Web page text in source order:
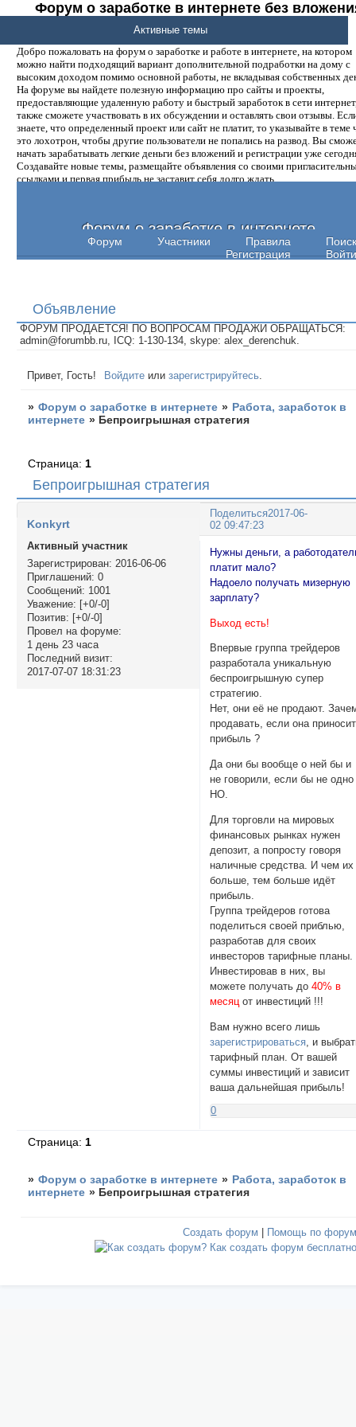
Форум о заработке в интернете без
денег.
Добро пожаловать на форум о заработке и работе в интернете, на котором
можно найти подходящий вариант дополнительной подработки на дому с
высоким доходом помимо основной работы, не вкладывая собственных
На форуме вы найдете полезную информацию про сайты и проекты,
предоставляющие удаленную работу и быстрый заработок в сети
также сможете участвовать в их обсуждении и оставлять свои отзывы.
знаете, что определенный проект или сайт не платит, то указывайте в теме
это лохотрон, чтобы другие пользователи не попались на развод. Вы
начать зарабатывать легкие деньги без вложений и регистрации уже
Создавайте новые темы, размещайте объявления со своими
ссылками и первая прибыль не заставит себя долго ждать.
Форум о заработке в интернете
Форум Участники Правила
Поиск
Регистрация
Войти
Активные темы
Объявление
ФОРУМ ПРОДАЕТСЯ! ПО ВОПРОСАМ ПРОДАЖИ ОБРАЩАТЬСЯ:
admin@forumbb.ru, ICQ: 1-130-134, skype: alex_derenchuk.
Привет, Гость! Войдите илизарегистрируйтесь
» Форум о заработке в интернете » Работа, заработок в
интернете » Бепроигрышная стратегия
Бепроигрышная стратегия
Страница: 1
Поделиться2017-06-
02 09:47:23
Konkyrt
Активный участник
Зарегистрирован: 2016-06-06
Приглашений: 0
Сообщений: 1001
Уважение: [+0/-0]
Позитив: [+0/-0]
Провел на форуме:
1 день 23 часа
Последний визит:
2017-07-07 18:31:23
Нужны деньги, а
платит мало?
Надоело получать мизерную
зарплату?
Выход есть!
Впервые группа трейдеров
разработала уникальную
беспроигрышную супер
стратегию.
Нет, они её не продают.
продавать, если она приносит
прибыль ?
Да они бы вообще о ней бы и
не говорили, если бы не одно
НО.
Для торговли на мировых
финансовых рынках нужен
депозит, а попросту говоря
наличные средства. И чем их
больше, тем больше идёт
прибыль.
Группа трейдеров готова
поделиться своей приблью,
разработав для своих
инвесторов тарифные планы.
Инвестировав в них, вы
можете получать до40% в
месяц от инвестиций !!!
Вам нужно всего лишь
зарегистрироваться , и
тарифный план. От вашей
суммы инвестиций и зависит
ваша дальнейшая прибыль!
0
Страница: 1
» Форум о заработке в интернете » Работа, заработок в
интернете » Бепроигрышная стратегия
Создать форум Помощь по